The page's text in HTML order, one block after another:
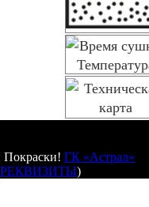
Покраски! ГК «Астрал»
РЕКВИЗИТЫ)